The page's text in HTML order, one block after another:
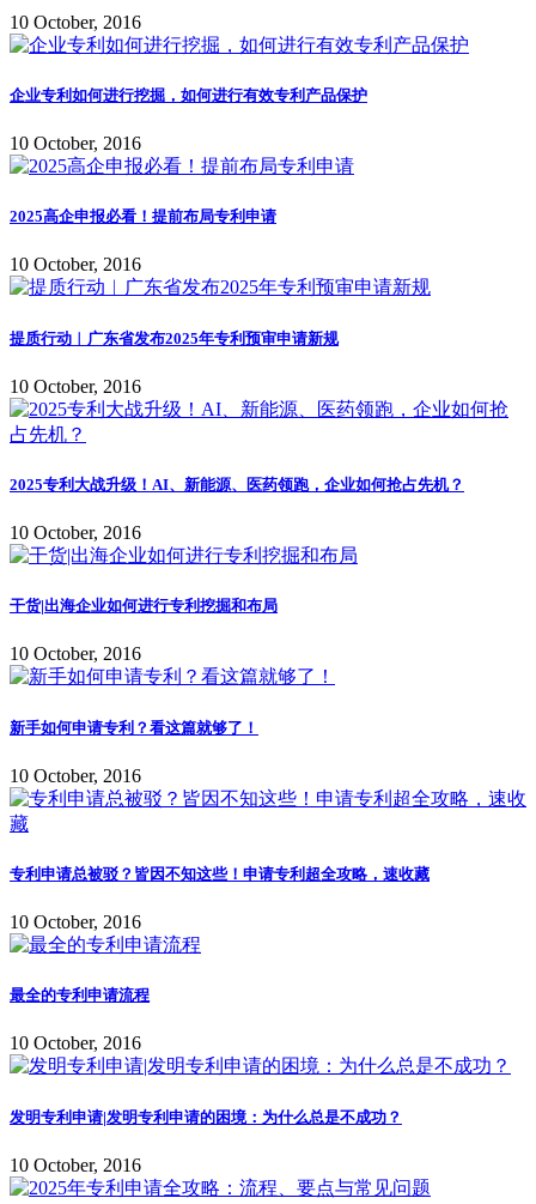
10 October, 2016
企业专利如何进行挖掘，如何进行有效专利产品保护
10 October, 2016
2025高企申报必看！提前布局专利申请
10 October, 2016
提质行动︱广东省发布2025年专利预审申请新规
10 October, 2016
2025专利大战升级！AI、新能源、医药领跑，企业如何抢占先机？
10 October, 2016
干货|出海企业如何进行专利挖掘和布局
10 October, 2016
新手如何申请专利？看这篇就够了！
10 October, 2016
专利申请总被驳？皆因不知这些！申请专利超全攻略，速收藏
10 October, 2016
最全的专利申请流程
10 October, 2016
发明专利申请|发明专利申请的困境：为什么总是不成功？
10 October, 2016